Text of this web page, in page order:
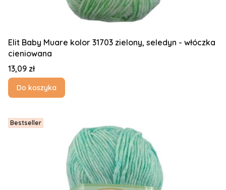
Elit Baby Muare kolor 31703 zielony, seledyn - włóczka
cieniowana
Cena
13,09 zł
Do koszyka
Bestseller